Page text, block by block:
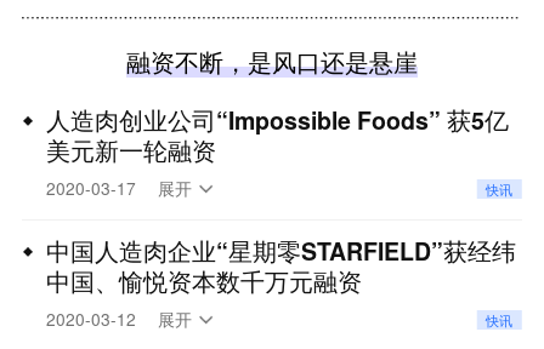
融资不断，是风口还是悬崖
人造肉创业公司“Impossible Foods” 获5亿
美元新一轮融资
36氪获悉，“Impossible Foods”宣布，公司获得5亿
投。公司现有投资者包括Khosla、维港投资和淡马
锡。自2011年创立以来，公司合共已筹集接近13亿
美元。
原文链接
2020-03-17 展开 快讯
中国人造肉企业“星期零STARFIELD”获经纬
中国、愉悦资本数千万元融资
36氪获悉，中国人造肉企业“星期零STARFIELD”已
2020-03-12 展开 快讯